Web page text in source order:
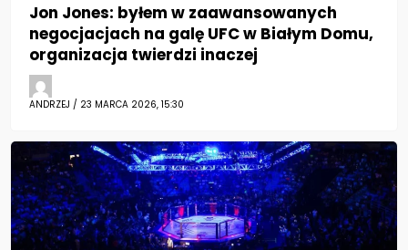
Jon Jones: byłem w zaawansowanych
negocjacjach na galę UFC w Białym Domu,
organizacja twierdzi inaczej
ANDRZEJ / 23 MARCA 2026, 15:30